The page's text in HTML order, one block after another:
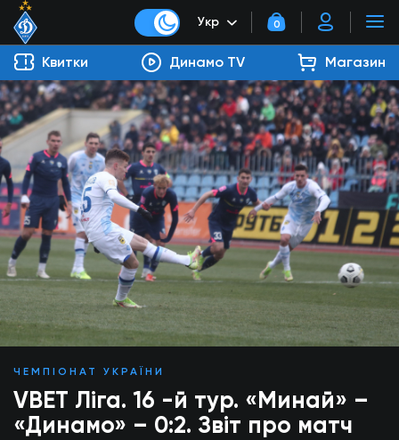
Укр 0
Квитки Динамо TV Магазин
ЧЕМПІОНАТ УКРАЇНИ
VBET Ліга. 16 -й тур. «Минай» –
«Динамо» – 0:2. Звіт про матч